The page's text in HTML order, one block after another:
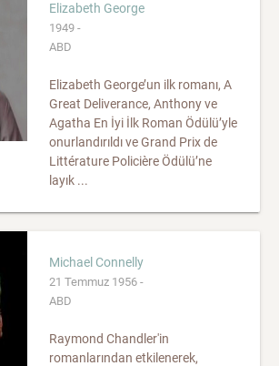
Elizabeth George
1949 -
ABD
Elizabeth George’un ilk romanı, A
Great Deliverance, Anthony ve
Agatha En İyi İlk Roman Ödülü’yle
onurlandırıldı ve Grand Prix de
Littérature Policière Ödülü’ne
layık ...
Michael Connelly
21 Temmuz 1956 -
ABD
Raymond Chandler'in
romanlarından etkilenerek,